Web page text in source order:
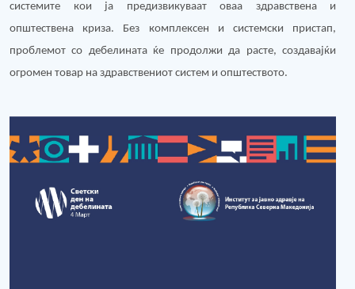
системите кои ја предизвикуваат оваа здравствена и
општествена криза. Без комплексен и системски пристап,
проблемот со дебелината ќе продолжи да расте, создавајќи
огромен товар на здравствениот систем и општеството.